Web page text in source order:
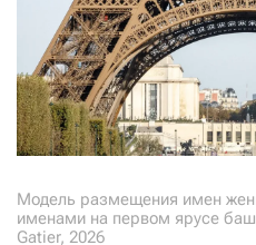
Модель размещения имен
именами на первом ярусе
Gatier, 2026